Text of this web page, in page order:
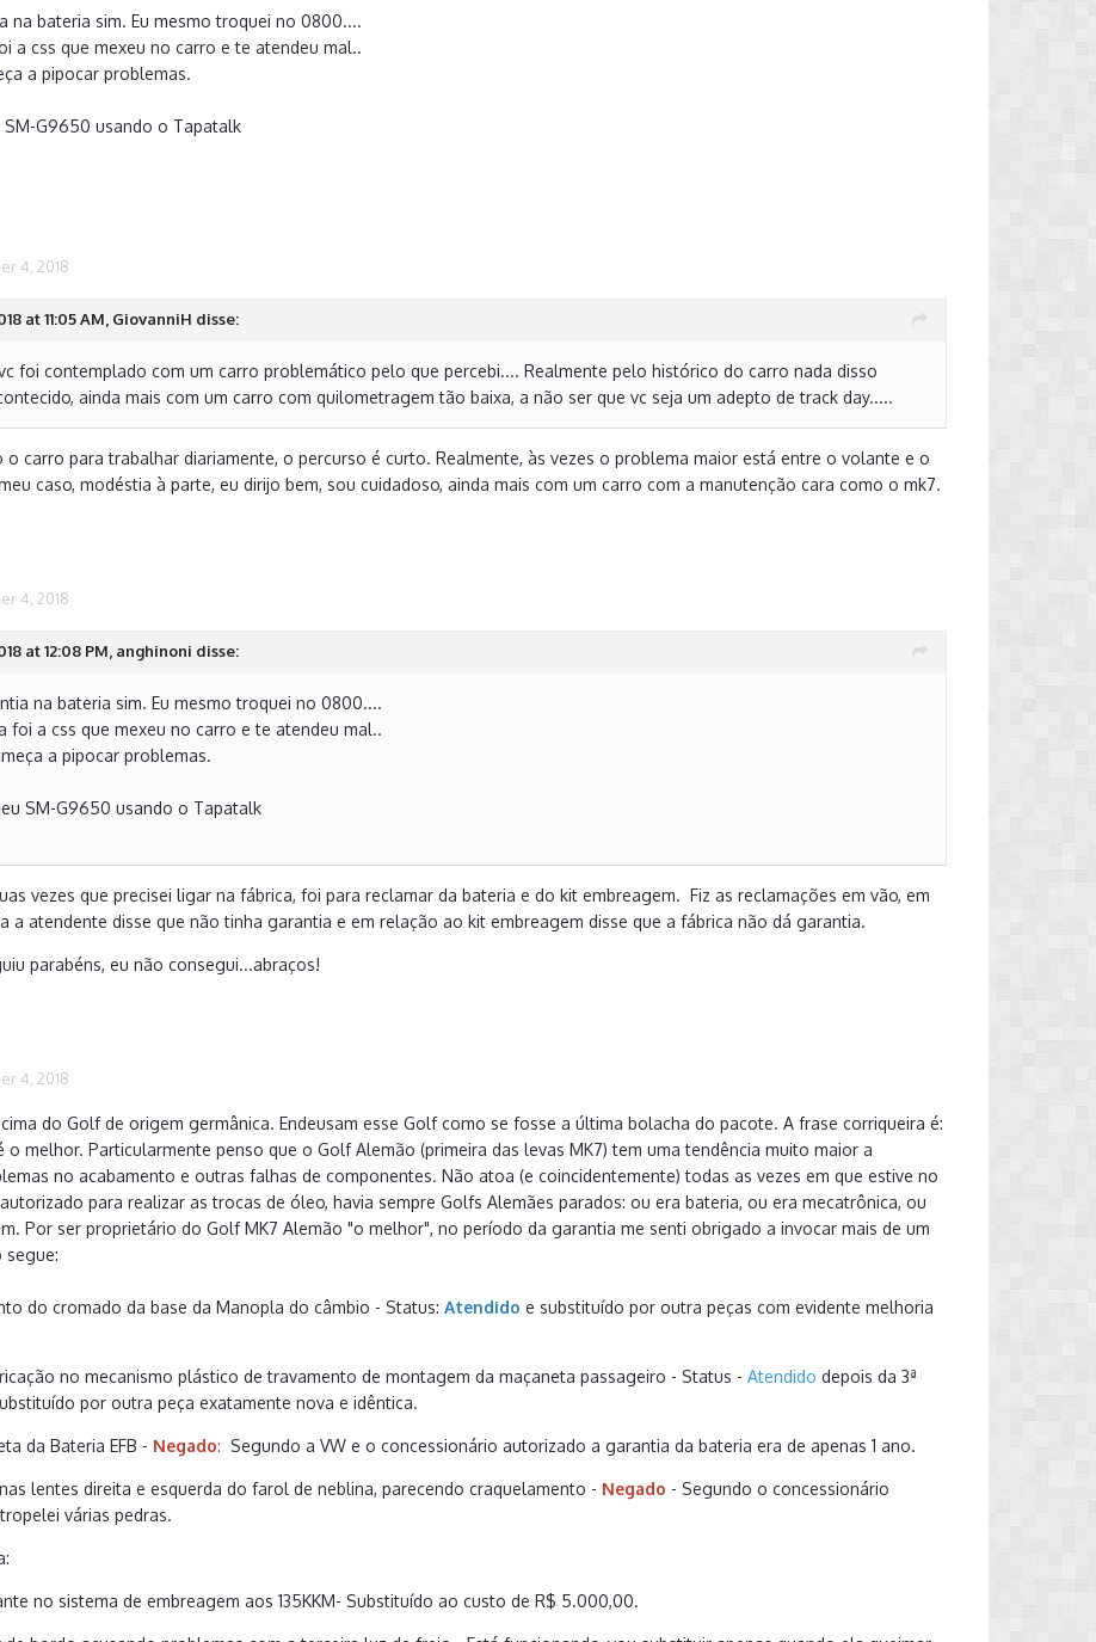
na bateria sim. Eu mesmo troquei no 0800....
a css que mexeu no carro e te atendeu mal..
a pipocar problemas.
SM-G9650 usando o Tapatalk
4, 2018
at 11:05 AM, GiovanniH disse:
foi contemplado com um carro problemático pelo que percebi.... Realmente pelo histórico do carro nada disso
ainda mais com um carro com quilometragem tão baixa, a não ser que vc seja um adepto de track day.....
o carro para trabalhar diariamente, o percurso é curto. Realmente, às vezes o problema maior está entre o volante e o
caso, modéstia à parte, eu dirijo bem, sou cuidadoso, ainda mais com um carro com a manutenção cara como o mk7.
4, 2018
at 12:08 PM, anghinoni disse:
na bateria sim. Eu mesmo troquei no 0800....
foi a css que mexeu no carro e te atendeu mal..
a pipocar problemas.
SM-G9650 usando o Tapatalk
vezes que precisei ligar na fábrica, foi para reclamar da bateria e do kit embreagem. Fiz as reclamações em vão, em
a atendente disse que não tinha garantia e em relação ao kit embreagem disse que a fábrica não dá garantia.
parabéns, eu não consegui...abraços!
4, 2018
do Golf de origem germânica. Endeusam esse Golf como se fosse a última bolacha do pacote. A frase corriqueira é:
o melhor. Particularmente penso que o Golf Alemão (primeira das levas MK7) tem uma tendência muito maior a
no acabamento e outras falhas de componentes. Não atoa (e coincidentemente) todas as vezes em que estive no
para realizar as trocas de óleo, havia sempre Golfs Alemães parados: ou era bateria, ou era mecatrônica, ou
Por ser proprietário do Golf MK7 Alemão "o melhor", no período da garantia me senti obrigado a invocar mais de um
segue:
do cromado da base da Manopla do câmbio - Status: Atendido e substituído por outra peças com evidente melhoria
no mecanismo plástico de travamento de montagem da maçaneta passageiro - Status -Atendido depois da 3ª
por outra peça exatamente nova e idêntica.
da Bateria EFB - Negado: Segundo a VW e o concessionário autorizado a garantia da bateria era de apenas 1 ano.
lentes direita e esquerda do farol de neblina, parecendo craquelamento - Negado - Segundo o concessionário
várias pedras.
no sistema de embreagem aos 135KKM- Substituído ao custo de R$ 5.000,00.